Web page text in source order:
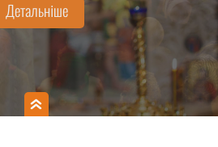
Детальніше